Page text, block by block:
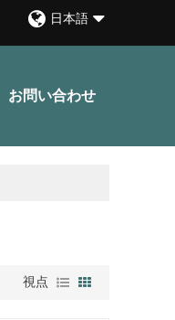
日本語
お問い合わせ
視点